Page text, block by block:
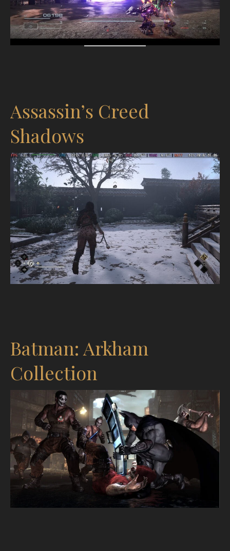
Assassin’s Creed
Shadows
Batman: Arkham
Collection